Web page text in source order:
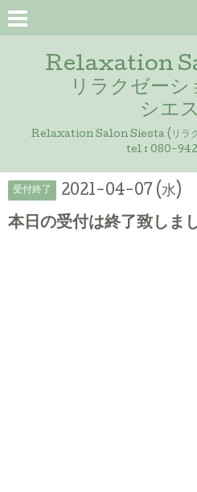
Relaxation
リラクゼーシ
シエ
Relaxation Salon Siesta (リラク
tel : 080-
受付終了 2021-04-07 (水)
本日の受付は終了致しま